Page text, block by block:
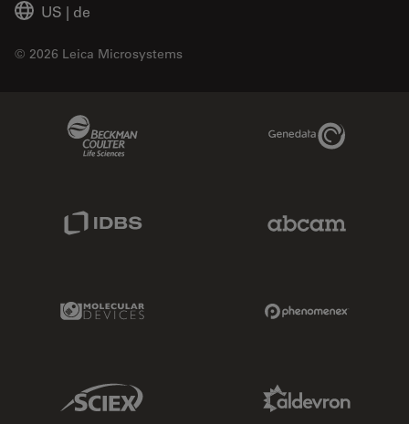
US | de
© 2026 Leica Microsystems
Genedata Link
Molecular Devices Link
Sciex Link